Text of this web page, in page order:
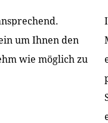
PARTNER &
um Ihnen den
wie möglich zu